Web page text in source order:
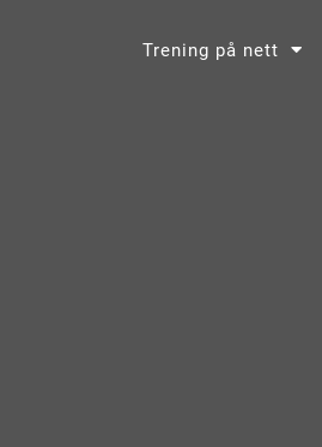
Trening på nett